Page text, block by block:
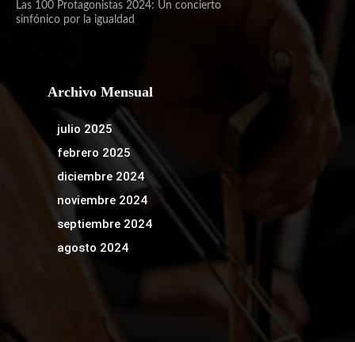
Las 100 Protagonistas 2024: Un concierto
sinfónico por la igualdad
Archivo Mensual
julio 2025
febrero 2025
diciembre 2024
noviembre 2024
septiembre 2024
agosto 2024